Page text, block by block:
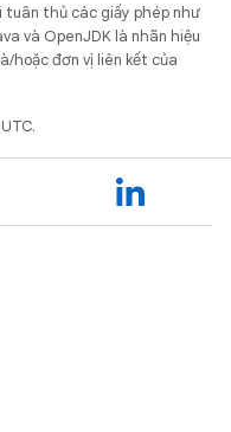
tuân thủ các giấy phép như
và OpenJDK là nhãn hiệu
hoặc đơn vị liên kết của